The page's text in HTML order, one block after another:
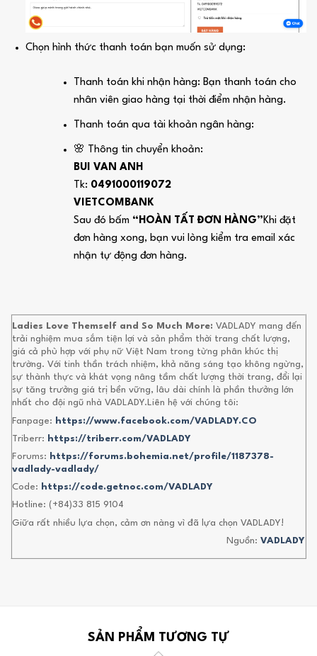
Chọn hình thức thanh toán bạn muốn sử dụng:
Thanh toán khi nhận hàng: Bạn thanh toán cho
nhân viên giao hàng tại thời điểm nhận hàng.
Thanh toán qua tài khoản ngân hàng:
🌸 Thông tin chuyển khoản:
BUI VAN ANH
Tk: 0491000119072
VIETCOMBANK
Sau đó bấm “HOÀN TẤT ĐƠN HÀNG” Khi đặt
đơn hàng xong, bạn vui lòng kiểm tra email xác
nhận tự động đơn hàng.
Ladies Love Themself and So Much More: VADLADY mang đến
trải nghiệm mua sắm tiện lợi và sản phẩm thời trang chất lượng,
giá cả phù hợp với phụ nữ Việt Nam trong từng phân khúc thị
trường. Với tinh thần trách nhiệm, khả năng sáng tạo không ngừng,
sự thành thực và khát vọng nâng tầm chất lượng thời trang, đổi lại
sự tăng trưởng giá trị bền vững, lâu dài chính là phần thưởng lớn
nhất cho đội ngũ nhà VADLADY.Liên hệ với chúng tôi:
Fanpage:
https://www.facebook.com/VADLADY.CO
Triberr:
https://triberr.com/VADLADY
Forums:
https://forums.bohemia.net/profile/1187378-
vadlady-vadlady/
Code:
https://code.getnoc.com/VADLADY
Hotline: (+84)33 815 9104
Giữa rất nhiều lựa chọn, cảm ơn nàng vì đã lựa chọn VADLADY!
Nguồn: VADLADY
SẢN PHẨM TƯƠNG TỰ